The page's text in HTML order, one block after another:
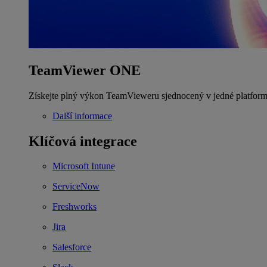
TeamViewer ONE
Získejte plný výkon TeamVieweru sjednocený v jedné
Další informace
Klíčová integrace
Microsoft Intune
ServiceNow
Freshworks
Jira
Salesforce